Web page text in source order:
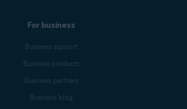
For business
Business support
Business products
Business partners
Business blog